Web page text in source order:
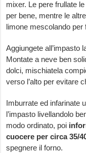
mixer. Le pere frullate
per bene, mentre le
limone mescolando per
Aggiungete all’impasto
Montate a neve ben
dolci, mischiatela
verso l’alto per evitare
Imburrate ed infarinate
l’impasto livellandolo
modo ordinato, poi
cuocere per circa 35/
spegnere il forno.